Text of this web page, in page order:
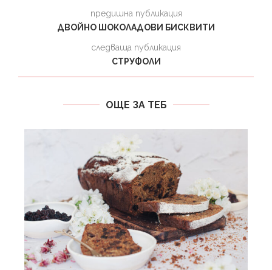
предишна публикация
ДВОЙНО ШОКОЛАДОВИ БИСКВИТИ
следваща публикация
СТРУФОЛИ
ОЩЕ ЗА ТЕБ